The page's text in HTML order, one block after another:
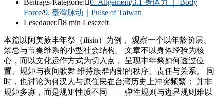
Beitrags-Kategorie:
0. Allgemein/3.1 身体力 ｜ Body
Force/9. 臺灣脉动｜Pulse of Taiwan
Lesedauer:
8 min Lesezeit
本篇以阿美族丰年祭（ilisin）为例， 观察一个以年龄阶层、
禁忌与节奏维系的小型社会结构。 文章不以身体经验为核
心，而以文化运作方式为切入点， 呈现丰年祭如何透过位
置、规矩与夜间歌舞 维持族群内部的秩序、责任与关系。 同
时，也讨论为何汉人与原住民在台湾历史上冲突频繁： 并非
规矩多寡，而是规矩性质不同—— 弹性规则与边界规则难以